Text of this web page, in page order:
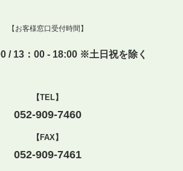
【お客様窓口受付時間】
/ 13：00 - 18:00 ※土日祝を除く
【TEL】
052-909-7460
【FAX】
052-909-7461